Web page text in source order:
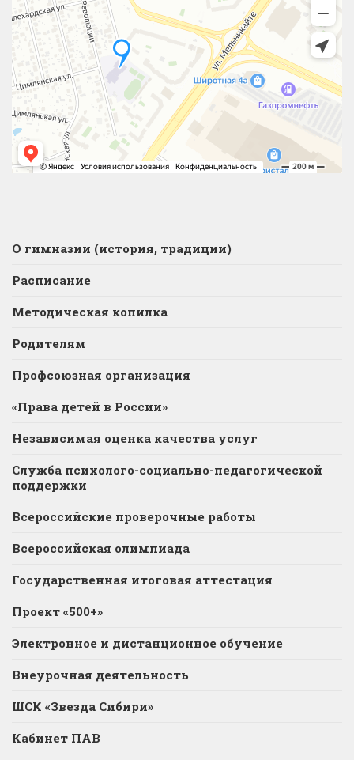
О гимназии (история, традиции)
Расписание
Методическая копилка
Родителям
Профсоюзная организация
«Права детей в России»
Независимая оценка качества услуг
Служба психолого-социально-педагогической
поддержки
Всероссийские проверочные работы
Всероссийская олимпиада
Государственная итоговая аттестация
Проект «500+»
Электронное и дистанционное обучение
Внеурочная деятельность
ШСК «Звезда Сибири»
Кабинет ПАВ